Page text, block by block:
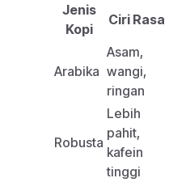
Jenis
Kopi
Ciri Rasa
Arabika
Asam,
wangi,
ringan
Robusta
Lebih
pahit,
kafein
tinggi